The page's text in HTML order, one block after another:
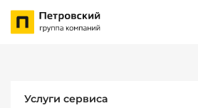
Услуги сервиса